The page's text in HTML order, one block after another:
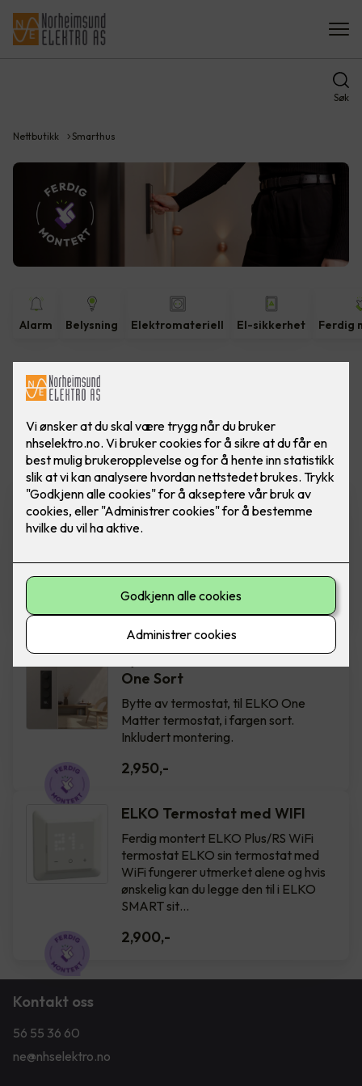
Søk
Nettbutikk Smarthus
Alarm Belysning Elektromateriell El-sikkerhet Ferdig
Vis flerefiltre
Bytte av termostat - ELKO
One Hvit
Matter termostat, i fargen hvit.
2,850,-
Bytte av termostat - ELKO
One Sort
Bytte av termostat, til ELKO One
Matter termostat, i fargen sort.
Inkludert montering.
2,950,-
ELKO Termostat med WIFI
Ferdig montert ELKO Plus/RS WiFi
termostat ELKO sin termostat med
WiFi fungerer utmerket alene og hvis
ønskelig kan du legge den til i ELKO
SMART sit…
2,900,-
Kontakt oss
56 55 36 60
ne@nhselektro.no